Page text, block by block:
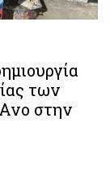
των
στην